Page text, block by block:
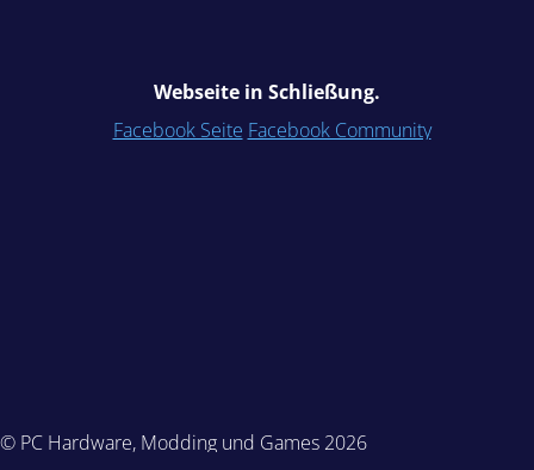
Webseite in Schließung.
Facebook Seite Facebook Community
© PC Hardware, Modding und Games 2026